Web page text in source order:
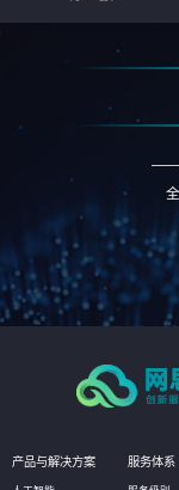
——
产品与解决方案 服务体系